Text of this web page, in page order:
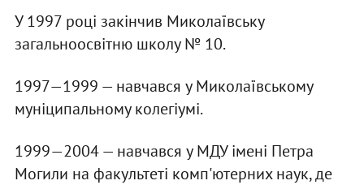
У 1997 році закінчив Миколаївську
загальноосвітню школу № 10.
1997—1999 — навчався у Миколаївському
муніципальному колегіумі.
1999—2004 — навчався у МДУ імені Петра
Могили на факультеті комп'ютерних наук, де